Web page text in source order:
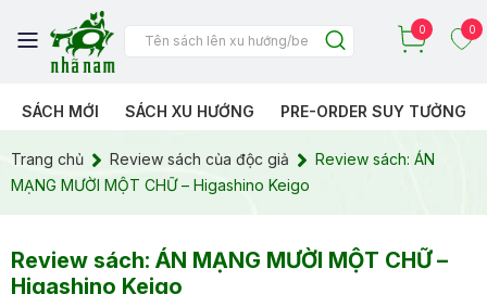
0 0
SÁCH MỚI SÁCH XU HƯỚNG PRE-ORDER SUY TƯỞNG
Trang chủ Review sách của độc giả
Review sách: ÁN
MẠNG MƯỜI MỘT CHỮ – Higashino Keigo
Review sách: ÁN MẠNG MƯỜI MỘT CHỮ –
Higashino Keigo